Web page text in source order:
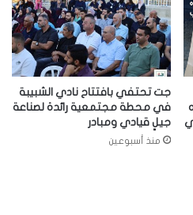
جت تحتفي بافتتاح نادي الشبيبة
في محطة مجتمعية رائدة لصناعة
جيلٍ قيادي ومبادر
منذ أسبوعين